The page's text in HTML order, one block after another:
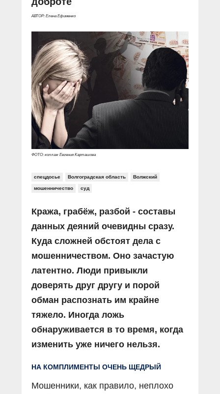
АВТОР: Елена Ефименко
ФОТО: коллаж Евгения Карташова
спецдосье Волгоградская область Волжский
мошенничество суд
Кража, грабёж, разбой - составы
данных деяний очевидны сразу.
Куда сложней обстоят дела с
мошенничеством. Оно зачастую
латентно. Люди привыкли
доверять друг другу и порой
обман распознать им крайне
тяжело. Иногда ложь
обнаруживается в то время, когда
изменить уже ничего нельзя.
НА КОМПЛИМЕНТЫ ОЧЕНЬ ЩЕДРЫЙ
Мошенники, как правило, неплохо